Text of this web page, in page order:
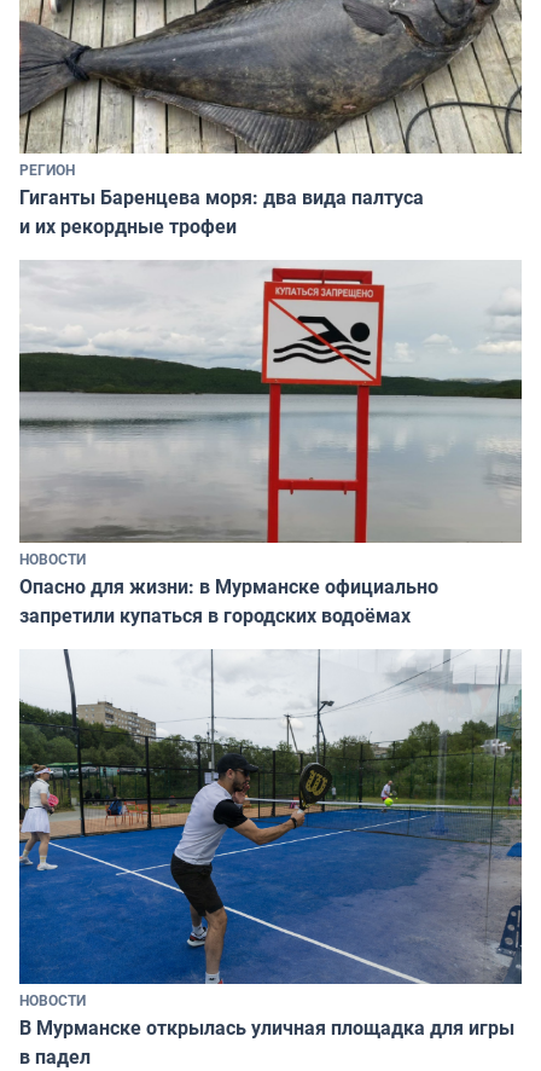
РЕГИОН
Гиганты Баренцева моря: два вида палтуса
и их рекордные трофеи
НОВОСТИ
Опасно для жизни: в Мурманске официально
запретили купаться в городских водоёмах
НОВОСТИ
В Мурманске открылась уличная площадка для игры
в падел